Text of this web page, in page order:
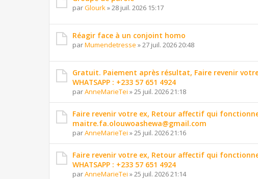
parGlourk »28 juil. 2026 15:17
Réagir face à un conjoint homo
parMumendetresse »27 juil. 2026 20:48
Gratuit. Paiement après résultat, Faire revenir
WHATSAPP : +233 57 651 4924
parAnneMarieTei »25 juil. 2026 21:18
Faire revenir votre ex, Retour affectif qui
maitre.fa.olouwoashewa@gmail.com
parAnneMarieTei »25 juil. 2026 21:16
Faire revenir votre ex, Retour affectif qui
WHATSAPP : +233 57 651 4924
parAnneMarieTei »25 juil. 2026 21:14